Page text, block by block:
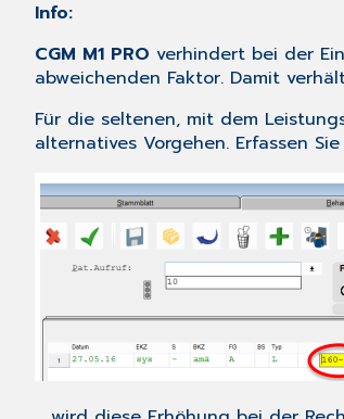
Info:
CGM M1 PRO verhindert bei der
abweichenden Faktor. Damit
Für die seltenen, mit dem
alternatives Vorgehen. Erfassen